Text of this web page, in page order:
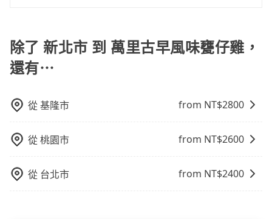
公車、捷運、客運等，或者考慮租車。如果您想要更便
利的出行方式，您也可以選擇使用像是旅步提供的包車
服務，由專人到府接送，讓您更加輕鬆自在。
除了 新北市 到 萬里古早風味甕仔雞，
還有⋯
從基隆市 from NT$2800
從桃園市 from NT$2600
從 台北市 from NT$2400